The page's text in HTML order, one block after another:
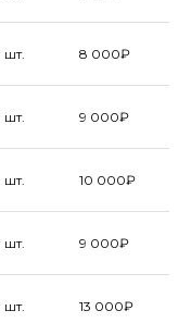
шт. 8 000₽
шт. 9 000₽
шт. 10 000₽
шт. 9 000₽
шт. 13 000₽